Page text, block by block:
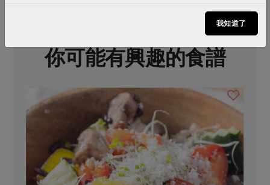
你可能有興趣的食譜
我知道了